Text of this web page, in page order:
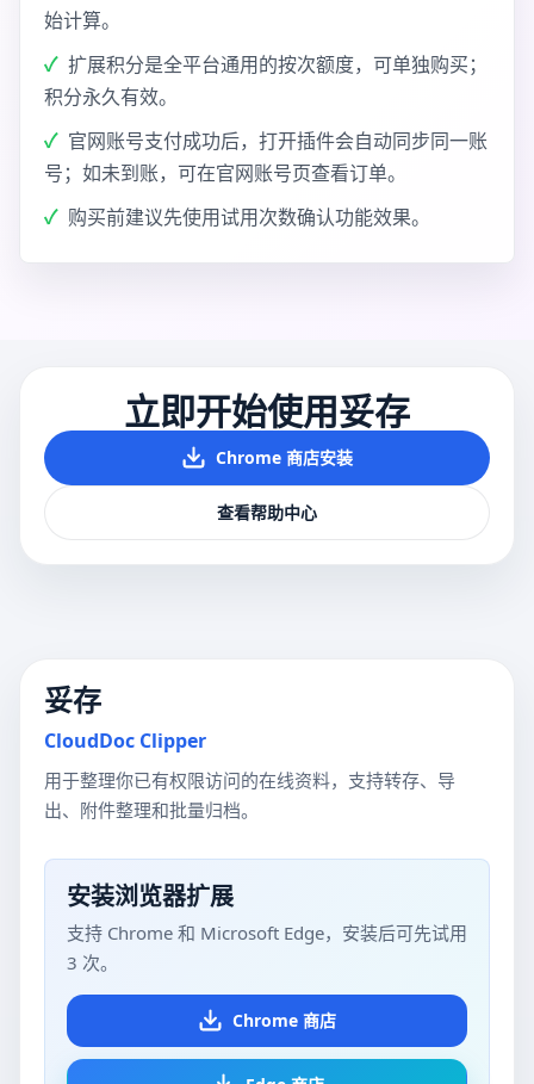
始计算。
扩展积分是全平台通用的按次额度，可单独购买；
积分永久有效。
官网账号支付成功后，打开插件会自动同步同一账
号；如未到账，可在官网账号页查看订单。
购买前建议先使用试用次数确认功能效果。
立即开始使用妥存
Chrome 商店安装
查看帮助中心
妥存
CloudDoc Clipper
用于整理你已有权限访问的在线资料，支持转存、导
出、附件整理和批量归档。
安装浏览器扩展
支持 Chrome 和 Microsoft Edge，安装后可先试用
3 次。
Chrome 商店